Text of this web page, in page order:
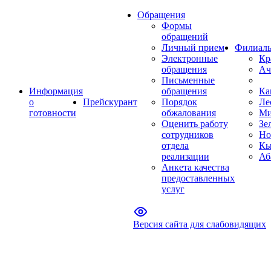
Информация
о
готовности
Прейскурант
Обращения
Формы
обращений
Личный прием
Электронные
обращения
Письменные
обращения
Порядок
обжалования
Оценить работу
сотрудников
отдела
реализации
Анкета качества
предоставленных
услуг
Версия сайта для слабовидящих